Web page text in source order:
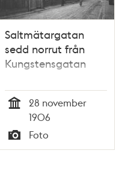
Saltmätargatan
sedd norrut från
Kungstensgatan
28 november
1906
Typ
Foto